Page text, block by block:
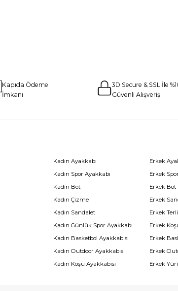
Kapıda Ödeme
İmkanı
3D Secure & SSL İle
Güvenli Alışveriş
Kadın Ayakkabı
Kadın Spor Ayakkabı
Kadın Bot
Kadın Çizme
Kadın Sandalet
Kadın Günlük Spor Ayakkabı
Kadın Basketbol Ayakkabısı
Kadın Outdoor Ayakkabısı
Kadın Koşu Ayakkabısı
Erkek
Erkek
Erkek Bot
Erkek
Erkek
Erkek
Erkek
Erkek
Erkek